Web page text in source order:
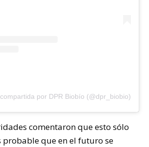
por DPR Biobío (@dpr_biobio)
comentaron que esto sólo
probable que en el futuro se